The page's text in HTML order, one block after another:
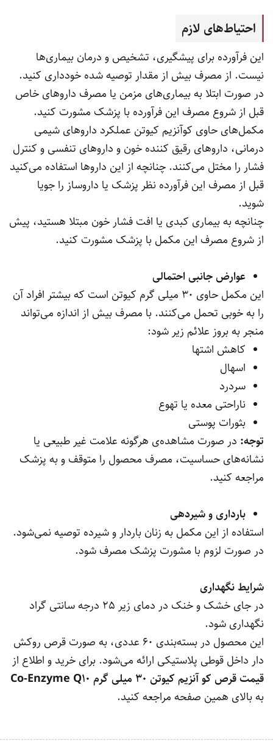
احتیاط‌های لازم
این فرآورده برای پیشگیری، تشخیص و درمان بیماری‌ها
نیست. از مصرف بیش از مقدار توصیه شده خودداری کنید.
در صورت ابتلا به بیماری‌های مزمن یا مصرف داروهای خاص
قبل از شروع مصرف این فرآورده با پزشک مشورت کنید.
مکمل‌های حاوی کوآنزیم کیوتن عملکرد داروهای شیمی
درمانی، داروهای رقیق کننده خون و داروهای تنفسی و کنترل
فشار را مختل می‌کنند. چنانچه از این داروها استفاده می‌کنید
قبل از مصرف این فرآورده نظر پزشک یا داروساز را جویا
شوید.
چنانچه به بیماری کبدی یا افت فشار خون مبتلا هستید، پیش
از شروع مصرف این مکمل با پزشک مشورت کنید.
عوارض جانبی احتمالی
این مکمل حاوی 30 میلی گرم کیوتن است که بیشتر افراد آن
را به خوبی تحمل می‌کنند. با مصرف بیش از اندازه می‌تواند
منجر به بروز علائم زیر شود:
کاهش اشتها
اسهال
سردرد
ناراحتی معده یا تهوع
بثورات پوستی
توجه: در صورت مشاهده‌ی هرگونه علامت غیر طبیعی یا
نشانه‌های حساسیت، مصرف محصول را متوقف و به پزشک
مراجعه کنید.
بارداری و شیردهی
استفاده از این مکمل به زنان باردار و شیرده توصیه نمی‌شود.
در صورت لزوم با مشورت پزشک مصرف شود.
شرایط نگهداری
در جای خشک و خنک در دمای زیر 25 درجه سانتی گراد
نگهداری شود.
این محصول در بسته‌بندی 60 عددی، به صورت قرص روکش
دار داخل قوطی پلاستیکی ارائه می‌شود. برای خرید و اطلاع از
قیمت قرص کو آنزیم کیوتن 30 میلی گرم
Co-Enzyme Q10
به بالای همین صفحه مراجعه کنید.